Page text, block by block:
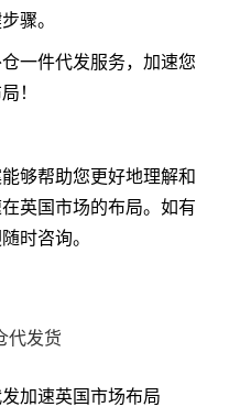
骤。
一件代发服务，加速您
！
够帮助您更好地理解和
英国市场的布局。如有
时咨询。
加速英国市场布局